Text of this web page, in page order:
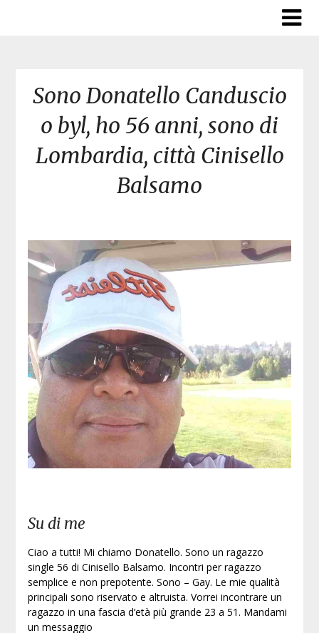
Sono Donatello Canduscio
o byl, ho 56 anni, sono di
Lombardia, città Cinisello
Balsamo
Su di me
Ciao a tutti! Mi chiamo Donatello. Sono un ragazzo
single 56 di Cinisello Balsamo. Incontri per ragazzo
semplice e non prepotente. Sono – Gay. Le mie qualità
principali sono riservato e altruista. Vorrei incontrare un
ragazzo in una fascia d’età più grande 23 a 51. Mandami
un messaggio